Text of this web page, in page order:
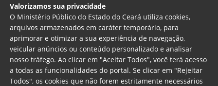
Secretaria Geral
Valorizamos sua privacidade
O Ministério Público do Estado do Ceará utiliza cookies,
arquivos armazenados em caráter temporário, para
aprimorar e otimizar a sua experiência de navegação,
veicular anúncios ou conteúdo personalizado e analisar
nosso tráfego. Ao clicar em "Aceitar Todos", você terá acesso
a todas as funcionalidades do portal. Se clicar em "Rejeitar
Todos", os cookies que não forem estritamente necessários